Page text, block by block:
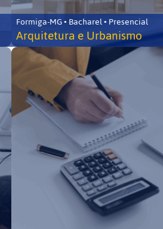
Formiga-MG • Bacharel • Presencial
Arquitetura e Urbanismo